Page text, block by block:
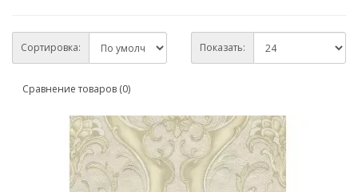
Сортировка: Показать:
Сравнение товаров (0)